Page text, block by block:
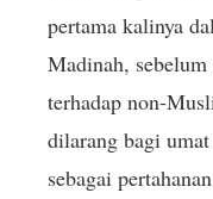
pertama kalinya
Madinah,
terhadap non-
dilarang bagi
sebagai